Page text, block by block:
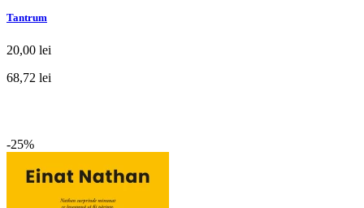
Tantrum
20,00 lei
68,72 lei
-25%